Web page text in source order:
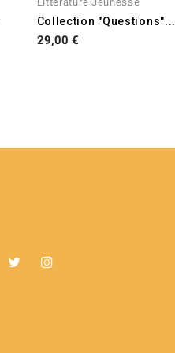
Collection "Questions"...
Prix
29,00 €